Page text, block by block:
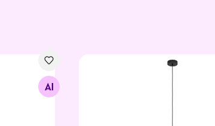
Rippvalgusti Vernham